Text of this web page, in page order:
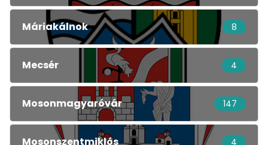
Máriakálnok 8
Mecsér 4
Mosonmagyaróvár 147
Mosonszentmiklós 4